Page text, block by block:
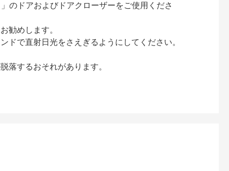
のドアおよびドアクローザーをご使用くださ
勧めします。
で直射日光をさえぎるようにしてください。
落するおそれがあります。